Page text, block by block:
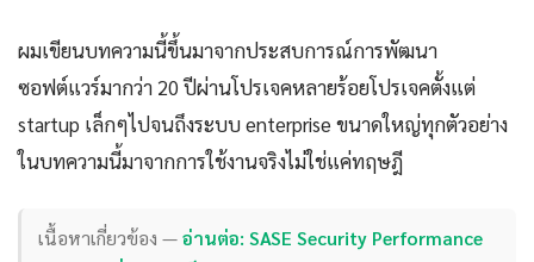
ผมเขียนบทความนี้ขึ้นมาจากประสบการณ์การพัฒนา
ซอฟต์แวร์มากว่า 20 ปีผ่านโปรเจคหลายร้อยโปรเจคตั้งแต่
startup เล็กๆไปจนถึงระบบ enterprise ขนาดใหญ่ทุกตัวอย่าง
ในบทความนี้มาจากการใช้งานจริงไม่ใช่แค่ทฤษฎี
เนื้อหาเกี่ยวข้อง —อ่านต่อ: SASE Security Performance